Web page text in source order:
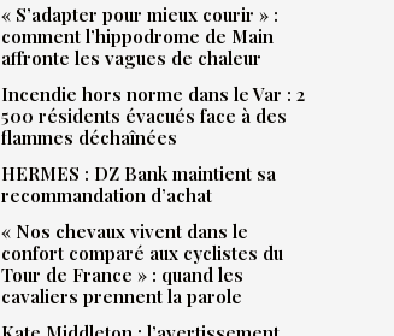
« S’adapter pour mieux courir » :
comment l’hippodrome de Main
affronte les vagues de chaleur
Incendie hors norme dans le Var : 2
500 résidents évacués face à des
flammes déchaînées
HERMES : DZ Bank maintient sa
recommandation d’achat
« Nos chevaux vivent dans le
confort comparé aux cyclistes du
Tour de France » : quand les
cavaliers prennent la parole